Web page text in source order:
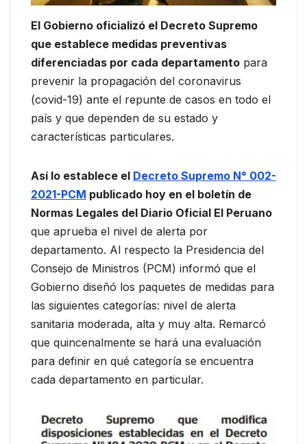
El Gobierno oficializó el Decreto Supremo
que establece medidas preventivas
diferenciadas por cada departamento para
prevenir la propagación del coronavirus
(covid-19) ante el repunte de casos en todo el
país y que dependen de su estado y
características particulares.
Así lo establece el Decreto Supremo N° 002-
2021-PCM publicado hoy en el boletín de
Normas Legales del Diario Oficial El Peruano
que aprueba el nivel de alerta por
departamento. Al respecto la Presidencia del
Consejo de Ministros (PCM) informó que el
Gobierno diseñó los paquetes de medidas para
las siguientes categorías: nivel de alerta
sanitaria moderada, alta y muy alta. Remarcó
que quincenalmente se hará una evaluación
para definir en qué categoría se encuentra
cada departamento en particular.